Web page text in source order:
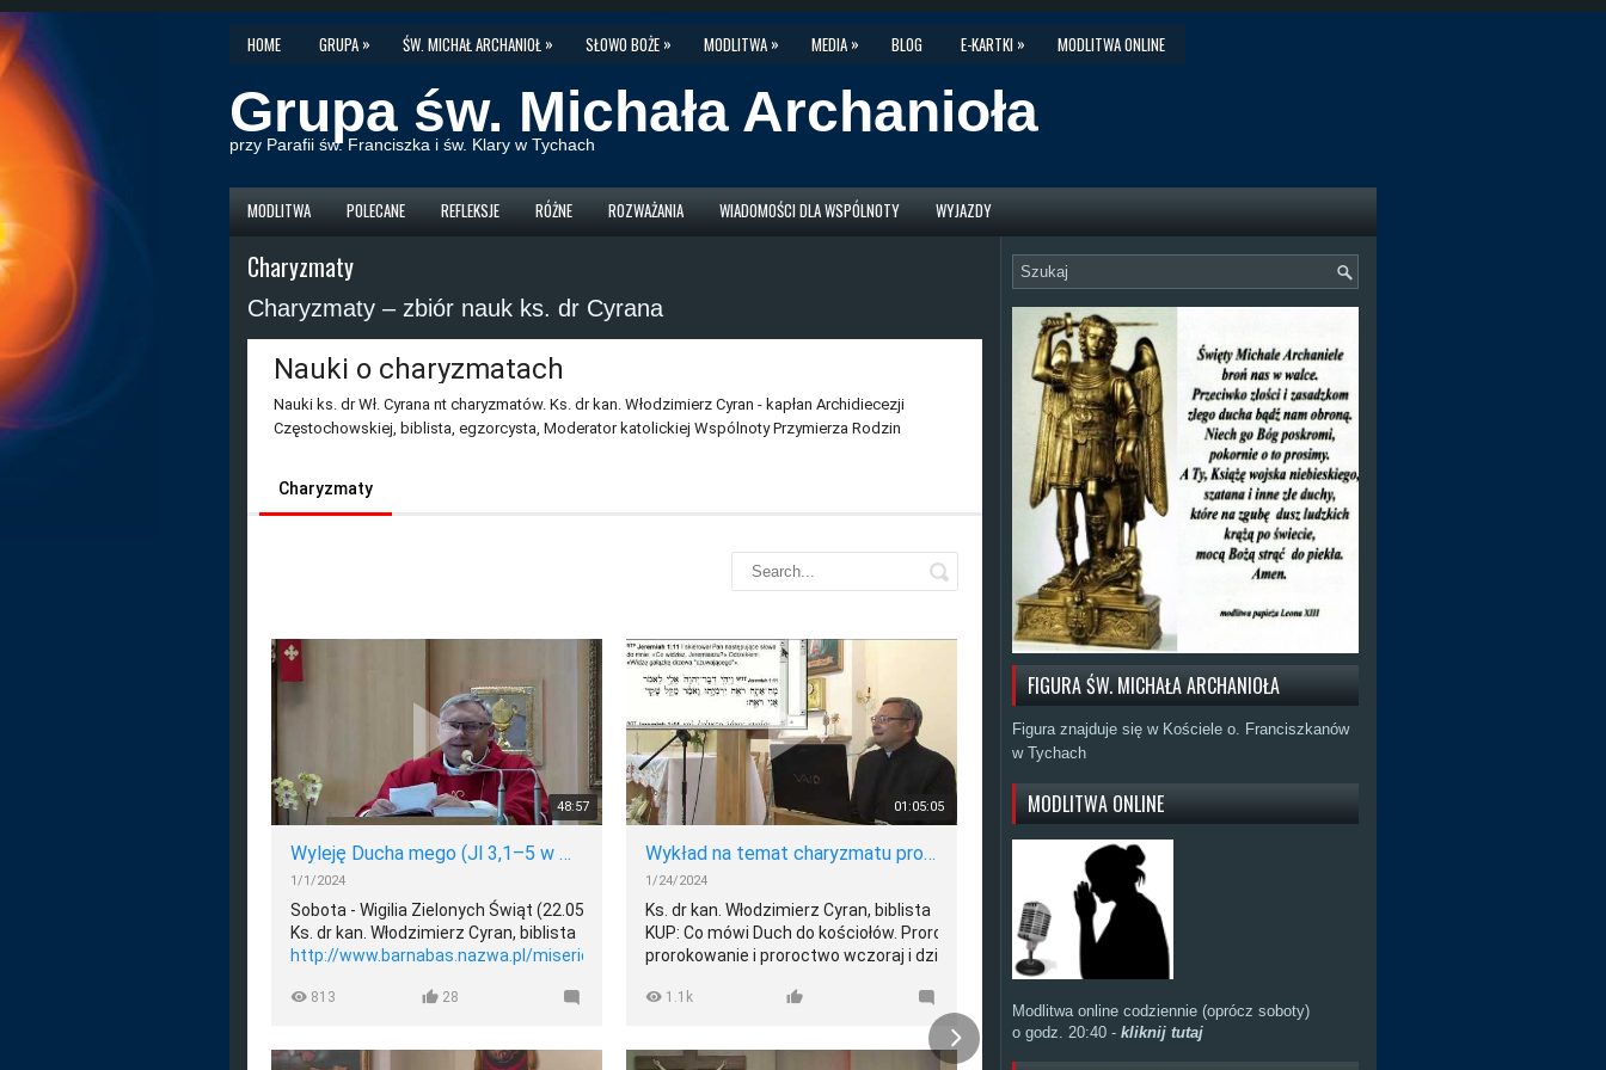
HOME GRUPA » ŚW. MICHAŁ ARCHANIOŁ » SŁOWO BOŻE » MODLITWA » MEDIA » BLOG E-KARTKI » MODLITWA ONLINE
Grupa św. Michała Archanioła
przy Parafii św. Franciszka i św. Klary w Tychach
MODLITWA POLECANE REFLEKSJE RÓŻNE ROZWAŻANIA WIADOMOŚCI DLA WSPÓLNOTY WYJAZDY
Charyzmaty
Charyzmaty – zbiór nauk ks. dr Cyrana
Nauki o charyzmatach
Nauki ks. dr Wł. Cyrana nt charyzmatów. Ks. dr kan. Włodzimierz Cyran - kapłan Archidiecezji
Częstochowskiej, biblista, egzorcysta, Moderator katolickiej Wspólnoty Przymierza Rodzin
Charyzmaty
48:57
Wyleję Ducha mego (Jl 3,1–5 w Dz 2,15nn; ks. Wł. Cyran)
1/1/2024
Sobota - Wigilia Zielonych Świąt (22.05.2021)
Ks. dr kan. Włodzimierz Cyran, biblista
http://www.barnabas.nazwa.pl/misericordias/president/Index.html
aktualizacja Dziejów Apostolskich, Tom pierwszy: Zesłanie Ducha
Spis homilii na Okres Wielkanocny:
813 28
01:05:05
Wykład na temat charyzmatu proroctwa w Księdze proroka Jeremiasza (ks. dr Wł.Cyran, 2013)
1/24/2024
Ks. dr kan. Włodzimierz Cyran, biblista
KUP: Co mówi Duch do kościołów. Prorok,
prorokowanie i proroctwo wczoraj i dziś
Fundacji Świętego Barnaby -
https://sklep.barnaba.org.pl/produkt/co-
mowi-duch-do-kosciolow/
1.1k
4/16/2026
Ks. dr kan. Włodzimierz Cyran, biblista
https://barnabas.nazwa.pl/misericordias/president/Index.html
Spis homilii na Okres Wielkanocny:
https://barnabas.nazwa.pl/misericordias/Nagrania%20YT/Wielkanoc-
nagrania%20YT.html
Książki ks. Cyrana można nabyć na stronie:
https://sklep.barnaba.org.pl/
FIGURA ŚW. MICHAŁA ARCHANIOŁA
Figura znajduje się w Kościele o. Franciszkanów
w Tychach
MODLITWA ONLINE
Modlitwa online codziennie (oprócz soboty)
o godz. 20:40 - kliknij tutaj